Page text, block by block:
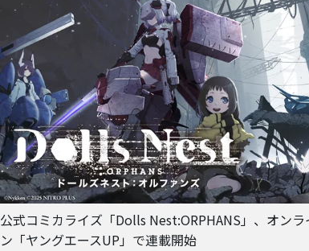
公式コミカライズ「Dolls Nest:ORPHANS」、オン
ン「ヤングエースUP」で連載開始